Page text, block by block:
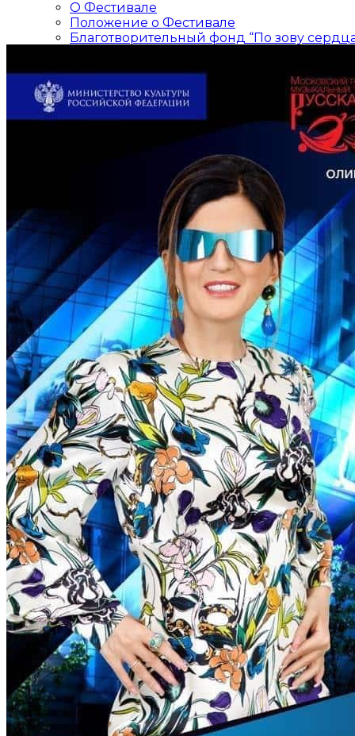
О Фестивале
Положение о Фестивале
Благотворительный фонд “По зову
Публикации в СМИ
Партнеры
ЦСИ Дианы Гурцкая